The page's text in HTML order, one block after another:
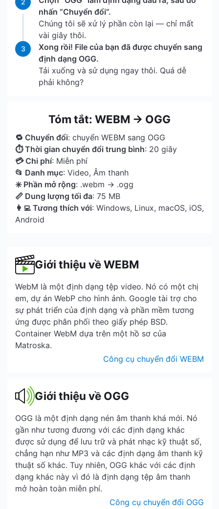
2
nhấn “Chuyển đổi”.
Chúng tôi sẽ xử lý phần còn lại — chỉ mất
vài giây thôi.
3
Xong rồi! File của bạn đã được chuyển sang
định dạng OGG.
Tải xuống và sử dụng ngay thôi. Quá dễ
phải không?
Tóm tắt: WEBM → OGG
🔁 Chuyển đổi: chuyển WEBM sang OGG
⏱ Thời gian chuyển đổi trung bình: 20 giây
💳 Chi phí: Miễn phí
📂 Danh mục: Video, Âm thanh
✳️ Phần mở rộng: .webm → .ogg
📏 Dung lượng tối đa: 75 MB
👩‍💻 Tương thích với: Windows, Linux, macOS, iOS,
Android
Giới thiệu về WEBM
WebM là một định dạng tệp video. Nó có một chị
em, dự án WebP cho hình ảnh. Google tài trợ cho
sự phát triển của định dạng và phần mềm tương
ứng được phân phối theo giấy phép BSD.
Container WebM dựa trên một hồ sơ của
Matroska.
Công cụ chuyển đổi WEBM
Giới thiệu về OGG
OGG là một định dạng nén âm thanh khá mới. Nó
gần như tương đương với các định dạng khác
được sử dụng để lưu trữ và phát nhạc kỹ thuật số,
chẳng hạn như MP3 và các định dạng âm thanh kỹ
thuật số khác. Tuy nhiên, OGG khác với các định
dạng khác này vì đó là định dạng tệp âm thanh
mở hoàn toàn miễn phí.
Công cụ chuyển đổi OGG